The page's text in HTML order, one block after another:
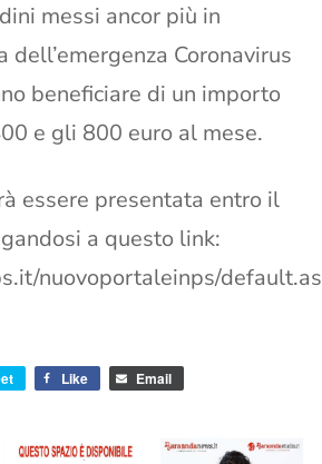
messi ancor più in
dell’emergenza Coronavirus
beneficiare di un importo
e gli 800 euro al mese.
essere presentata entro il
a questo link:
nuovoportaleinps/
Like Email